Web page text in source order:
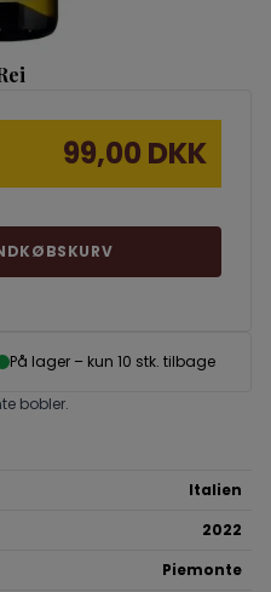
På lager – kun 10 stk. tilbage
bobler.
Italien
2022
Piemonte
99,00 DKK